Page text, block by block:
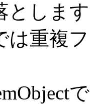
としま
は重複